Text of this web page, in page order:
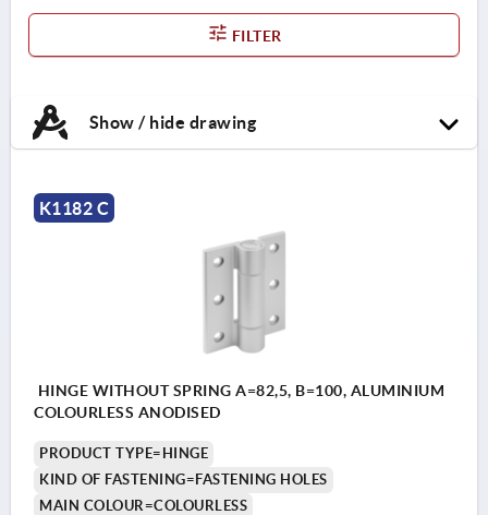
FILTER
Show / hide drawing
K1182 C
HINGE WITHOUT SPRING A=82,5, B=100, ALUMINIUM
COLOURLESS ANODISED
PRODUCT TYPE=HINGE
KIND OF FASTENING=FASTENING HOLES
MAIN COLOUR=COLOURLESS